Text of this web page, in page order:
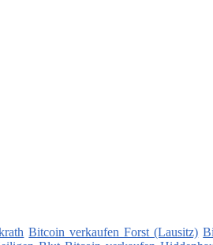
Bitcoin verkaufen Forst (Lausitz)